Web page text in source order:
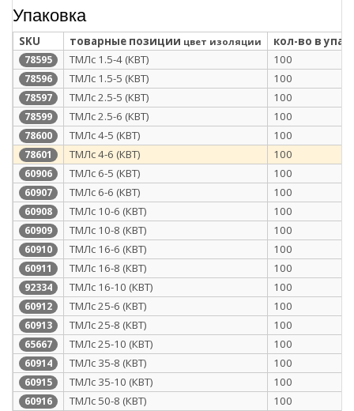
Упаковка
SKU товарные позиции цвет изоляции кол-во в
78595 ТМЛс 1.5-4 (КВТ) 100
78596 ТМЛс 1.5-5 (КВТ) 100
78597 ТМЛс 2.5-5 (КВТ) 100
78599 ТМЛс 2.5-6 (КВТ) 100
78600 ТМЛс 4-5 (КВТ) 100
78601 ТМЛс 4-6 (КВТ) 100
60906 ТМЛс 6-5 (КВТ) 100
60907 ТМЛс 6-6 (КВТ) 100
60908 ТМЛс 10-6 (КВТ) 100
60909 ТМЛс 10-8 (КВТ) 100
60910 ТМЛс 16-6 (КВТ) 100
60911 ТМЛс 16-8 (КВТ) 100
92334 ТМЛс 16-10 (КВТ) 100
60912 ТМЛс 25-6 (КВТ) 100
60913 ТМЛс 25-8 (КВТ) 100
65667 ТМЛс 25-10 (КВТ) 100
60914 ТМЛс 35-8 (КВТ) 100
60915 ТМЛс 35-10 (КВТ) 100
60916 ТМЛс 50-8 (КВТ) 100